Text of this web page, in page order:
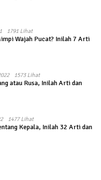
1791 Lihat
Wajah Pucat? Inilah 7 Arti
1573 Lihat
atau Rusa, Inilah Arti dan
1477 Lihat
Kepala, Inilah 32 Arti dan